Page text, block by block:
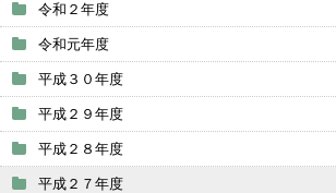
令和２年度
令和元年度
平成３０年度
平成２９年度
平成２８年度
平成２７年度